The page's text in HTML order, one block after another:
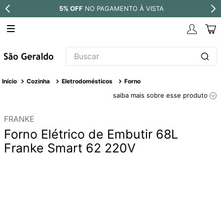
NO PAGAMENTO À VISTA
Buscar
Cozinha Eletrodomésticos Forno
saiba mais sobre esse produto
FRANKE
Forno Elétrico de Embutir 68L
Franke Smart 62 220V
TERMOS MAIS BUSCADOS
4º
deca acabamento registro